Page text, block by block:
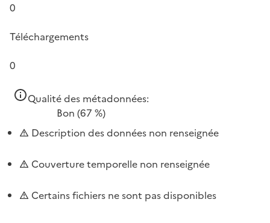
0
Téléchargements
0
Qualité des métadonnées:
Bon (67 %)
Description des données non renseignée
Couverture temporelle non renseignée
Certains fichiers ne sont pas disponibles